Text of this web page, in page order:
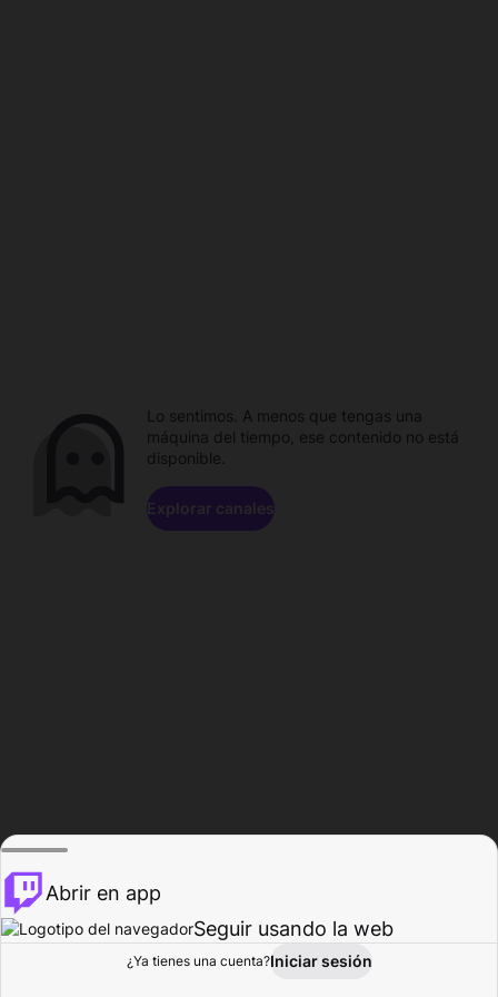
Explorar Actividad
Lo sentimos. A menos que tengas una
máquina del tiempo, ese contenido no está
disponible.
Explorar canales
Abrir en app
Seguir usando la web
¿Ya tienes una cuenta?Iniciar sesión